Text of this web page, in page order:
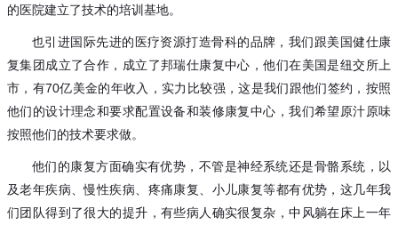
的医院建立了技术的培训基地。
也引进国际先进的医疗资源打造骨科的品牌，我们跟美国健仕康
复集团成立了合作，成立了邦瑞仕康复中心，他们在美国是纽交所上
市，有70亿美金的年收入，实力比较强，这是我们跟他们签约，按照
他们的设计理念和要求配置设备和装修康复中心，我们希望原汁原味
按照他们的技术要求做。
他们的康复方面确实有优势，不管是神经系统还是骨骼系统，以
及老年疾病、慢性疾病、疼痛康复、小儿康复等都有优势，这几年我
们团队得到了很大的提升，有些病人确实很复杂，中风躺在床上一年